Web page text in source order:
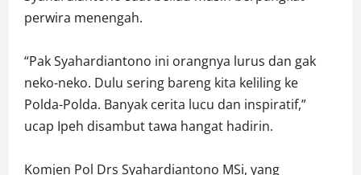
perwira menengah.
“Pak Syahardiantono ini orangnya lurus dan gak
neko-neko. Dulu sering bareng kita keliling ke
Polda-Polda. Banyak cerita lucu dan inspiratif,”
ucap Ipeh disambut tawa hangat hadirin.
Komjen Pol Drs Syahardiantono MSi, yang